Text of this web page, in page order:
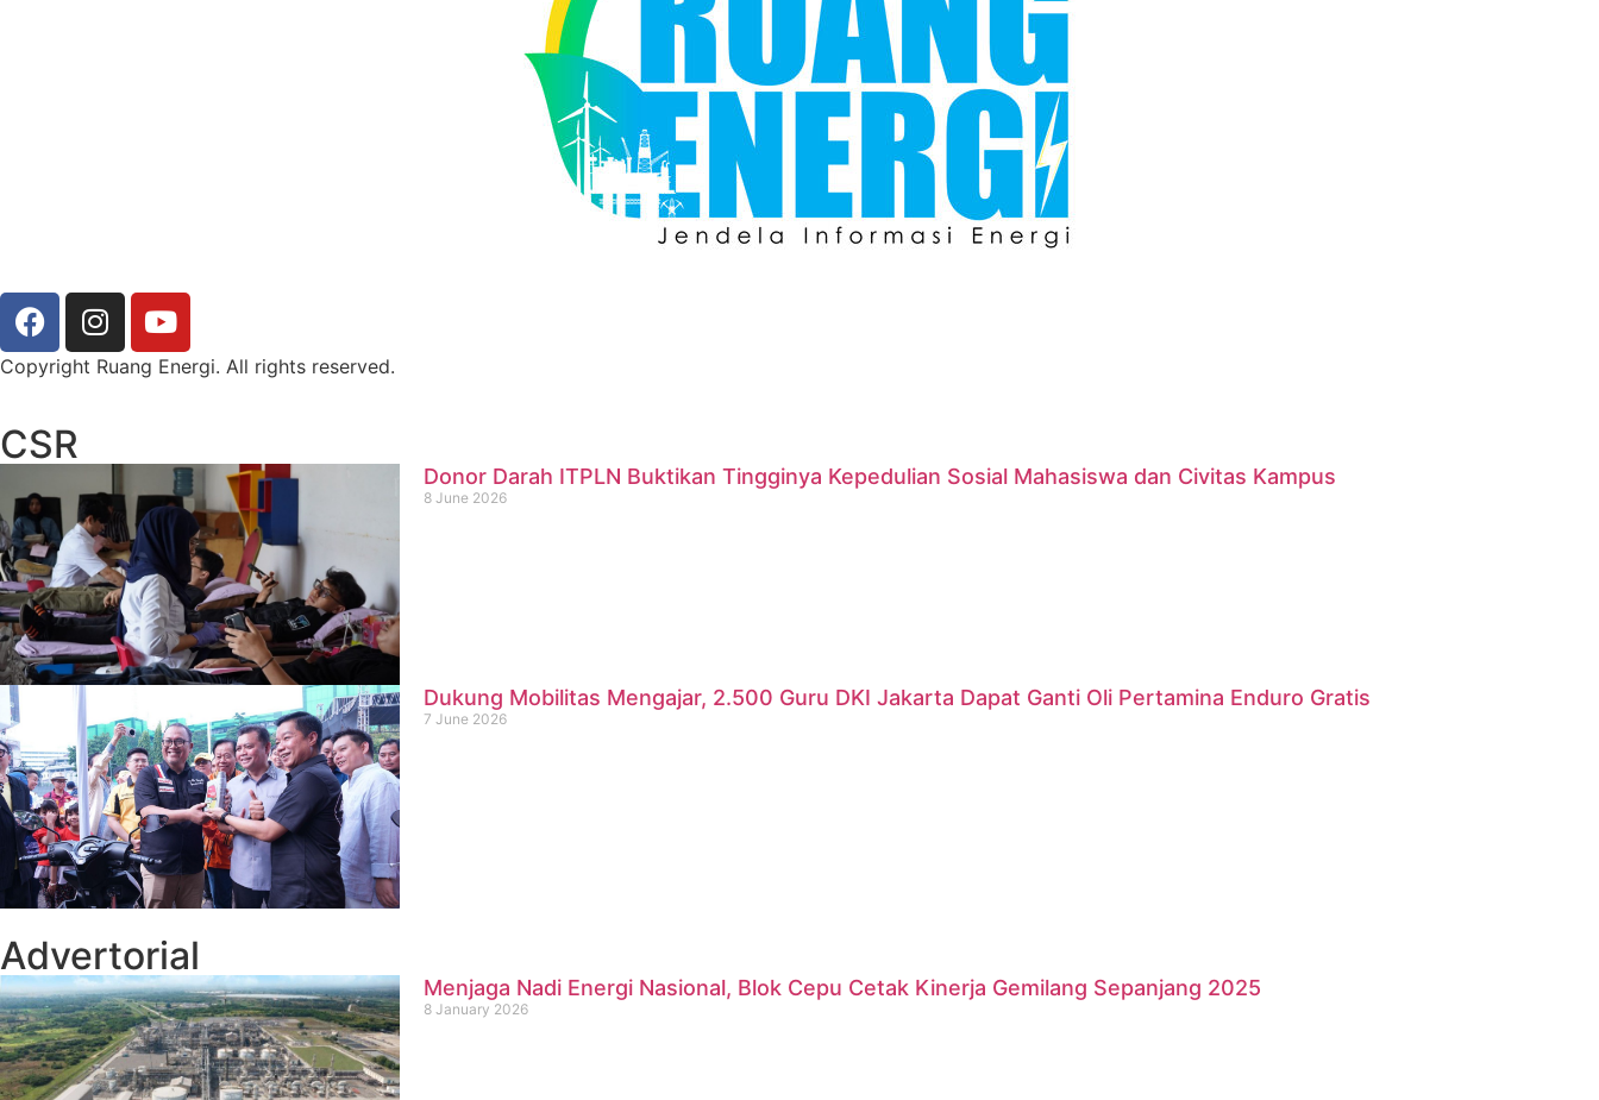
Copyright Ruang Energi. All rights reserved.
CSR
Donor Darah ITPLN Buktikan Tingginya Kepedulian Sosial Mahasiswa dan Civitas Kampus
8 June 2026
Dukung Mobilitas Mengajar, 2.500 Guru DKI Jakarta Dapat Ganti Oli Pertamina Enduro Gratis
7 June 2026
Advertorial
Menjaga Nadi Energi Nasional, Blok Cepu Cetak Kinerja Gemilang Sepanjang 2025
8 January 2026